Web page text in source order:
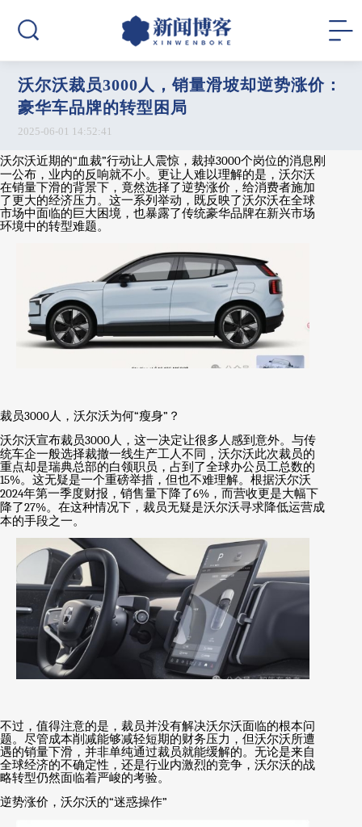
沃尔沃裁员3000人，销量滑坡却逆势涨价：
豪华车品牌的转型困局
2025-06-01 14:52:41
沃尔沃近期的“血裁”行动让人震惊，裁掉3000个岗位的消息刚
一公布，业内的反响就不小。更让人难以理解的是，沃尔沃
在销量下滑的背景下，竟然选择了逆势涨价，给消费者施加
了更大的经济压力。这一系列举动，既反映了沃尔沃在全球
市场中面临的巨大困境，也暴露了传统豪华品牌在新兴市场
环境中的转型难题。
裁员3000人，沃尔沃为何“瘦身” ？
沃尔沃宣布裁员3000人，这一决定让很多人感到意外。与传
统车企一般选择裁撤一线生产工人不同，沃尔沃此次裁员的
重点却是瑞典总部的白领职员，占到了全球办公员工总数的
15%。这无疑是一个重磅举措，但也不难理解。根据沃尔沃
2024年第一季度财报，销售量下降了6% ，而营收更是大幅下
降了27%。在这种情况下，裁员无疑是沃尔沃寻求降低运营成
本的手段之一。
不过，值得注意的是，裁员并没有解决沃尔沃面临的根本问
题。尽管成本削减能够减轻短期的财务压力，但沃尔沃所遭
遇的销量下滑，并非单纯通过裁员就能缓解的。无论是来自
全球经济的不确定性，还是行业内激烈的竞争，沃尔沃的战
略转型仍然面临着严峻的考验。
逆势涨价，沃尔沃的“迷惑操作”